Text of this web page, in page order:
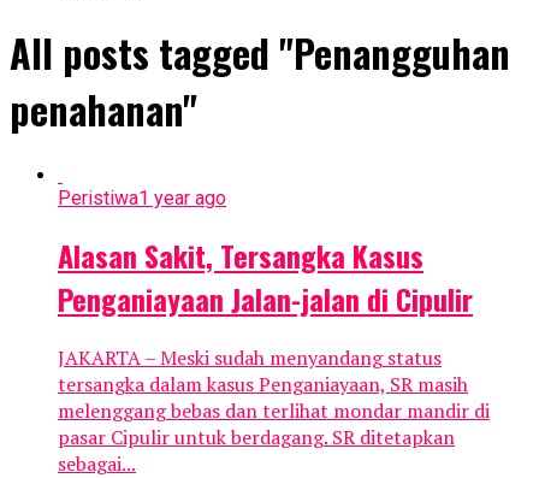
All posts tagged "Penangguhan
penahanan"
Peristiwa1 year ago
Alasan Sakit, Tersangka Kasus
Penganiayaan Jalan-jalan di Cipulir
JAKARTA – Meski sudah menyandang status
tersangka dalam kasus Penganiayaan, SR masih
melenggang bebas dan terlihat mondar mandir di
pasar Cipulir untuk berdagang. SR ditetapkan
sebagai...